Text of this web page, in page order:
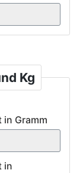
Kg
Gramm
in